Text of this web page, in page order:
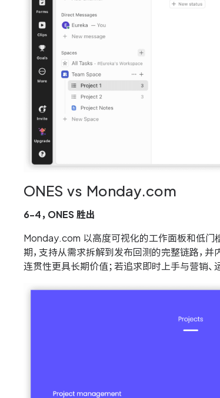
ONES vs Monday.com
6-4，ONES 胜出
Monday.com 以高度可视化的工作面板和低门
期，支持从需求拆解到发布回测的完整链路，
连贯性更具长期价值；若追求即时上手与营销